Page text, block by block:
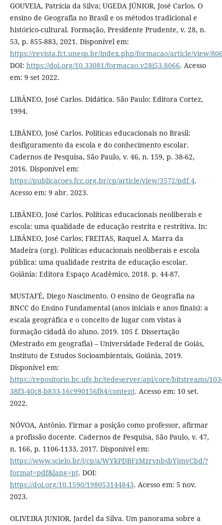
GOUVEIA, Patrícia da Silva; UGEDA JÚNIOR, José Carlos. O
ensino de Geografia no Brasil e os métodos tradicional e
histórico-cultural. Formação, Presidente Prudente, v. 28, n.
53, p. 855-883, 2021. Disponível em:
https://revista.fct.unesp.br/index.php/formacao/article/view/
DOI: https://doi.org/10.33081/formacao.v28i53.8066. Acesso
em: 9 set 2022.
LIBÂNEO, José Carlos. Didática. São Paulo: Editora Cortez,
1994.
LIBÂNEO, José Carlos. Políticas educacionais no Brasil:
desfiguramento da escola e do conhecimento escolar.
Cadernos de Pesquisa, São Paulo, v. 46, n. 159, p. 38-62,
2016. Disponível em:
https://publicacoes.fcc.org.br/cp/article/view/3572/pdf.4.
Acesso em: 9 abr. 2023.
LIBÂNEO, José Carlos. Políticas educacionais neoliberais e
escola: uma qualidade de educação restrita e restritiva. In:
LIBÂNEO, José Carlos; FREITAS, Raquel A. Marra da
Madeira (org). Políticas educacionais neoliberais e escola
pública: uma qualidade restrita de educação escolar.
Goiânia: Editora Espaço Acadêmico, 2018. p. 44-87.
MUSTAFÉ, Diego Nascimento. O ensino de Geografia na
BNCC do Ensino Fundamental (anos iniciais e anos finais): a
escala geográfica e o conceito de lugar com vistas à
formação cidadã do aluno. 2019. 105 f. Dissertação
(Mestrado em geografia) – Universidade Federal de Goiás,
Instituto de Estudos Socioambientais, Goiânia, 2019.
Disponível em:
https://repositorio.bc.ufg.br/tedeserver/api/core/bitstreams/
38f3-40c8-b833-16c990156f84/content. Acesso em: 10 set.
2022.
NÓVOA, Antônio. Firmar a posição como professor, afirmar
a profissão docente. Cadernos de Pesquisa, São Paulo, v. 47,
n. 166, p. 1106-1133, 2017. Disponível em:
https://www.scielo.br/j/cp/a/WYkPDBFzMzrvnbsbYjmvCbd/?
format=pdf&lang=pt. DOI:
https://doi.org/10.1590/198053144843. Acesso em: 5 nov.
2023.
OLIVEIRA JUNIOR, Jardel da Silva. Um panorama sobre a